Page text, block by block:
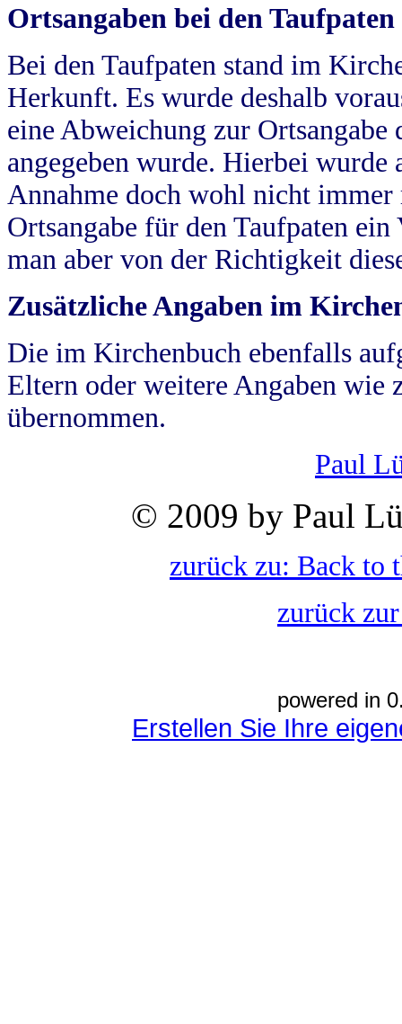
Ortsangaben bei den Taufpaten
Bei den Taufpaten stand im
Herkunft. Es wurde deshalb
eine Abweichung zur
angegeben wurde. Hierbei wurde
Annahme doch wohl nicht
Ortsangabe für den Taufpaten
man aber von der Richtigkeit
Zusätzliche Angaben im
Die im Kirchenbuch ebenfalls
Eltern oder weitere Angaben wie
übernommen.
Paul
© 2009 by Paul
zurück zu: Back to
zurück
powered in
Erstellen Sie Ihre